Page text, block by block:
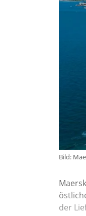
Bild:
der